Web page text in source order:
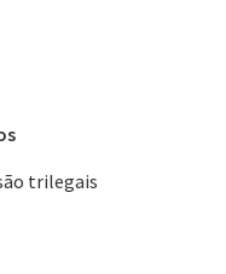
trilegais